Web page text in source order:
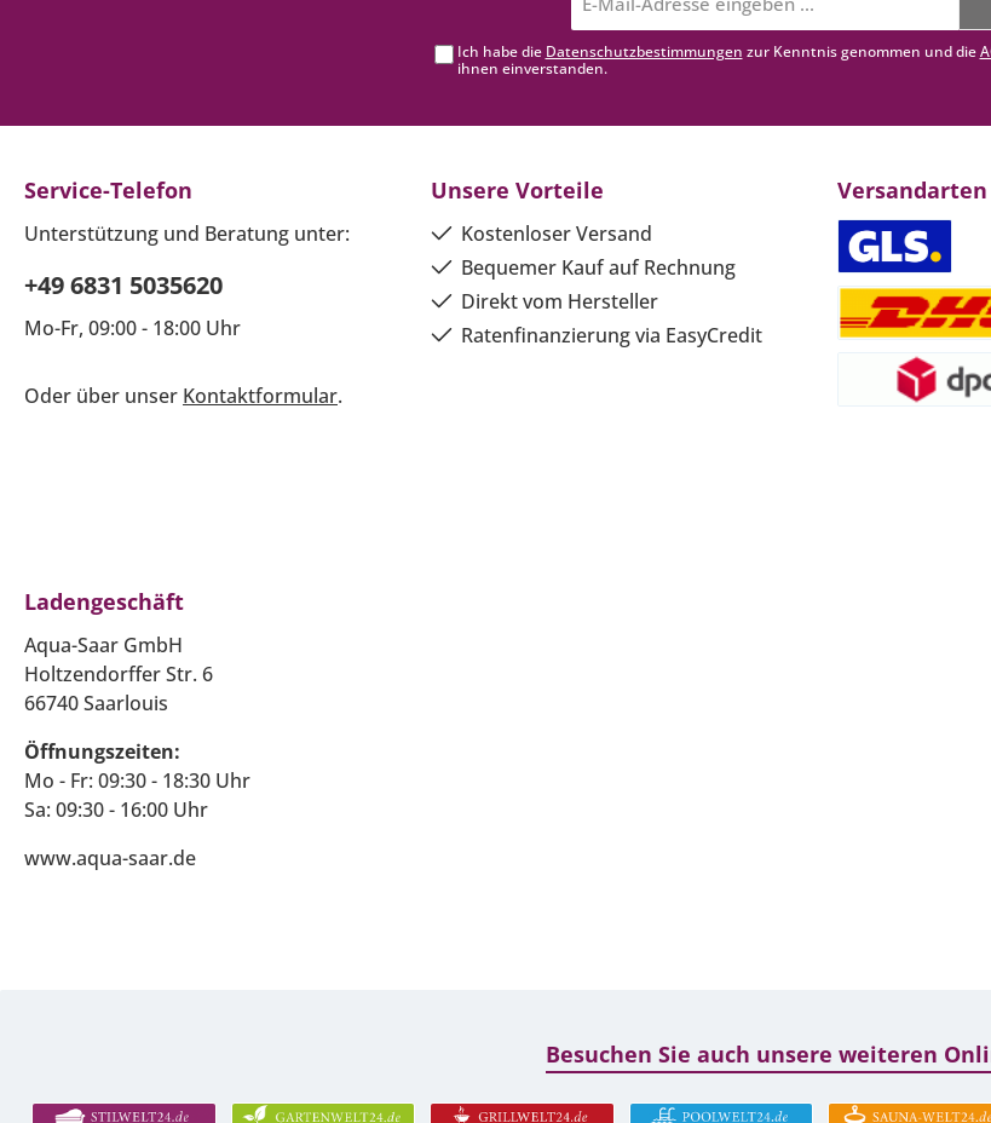
Mail-
Adresse*
Ich habe die Datenschutzbestimmungen zur Kenntnis genommen und die
ihnen einverstanden.
Service-Telefon
Unterstützung und Beratung unter:
+49 6831 5035620
Mo-Fr, 09:00 - 18:00 Uhr
Oder über unser Kontaktformular.
Unsere Vorteile
Kostenloser Versand
Bequemer Kauf auf Rechnung
Direkt vom Hersteller
Ratenfinanzierung via EasyCredit
Versandarten
Ladengeschäft
Aqua-Saar GmbH
Holtzendorffer Str. 6
66740 Saarlouis
Öffnungszeiten:
Mo - Fr: 09:30 - 18:30 Uhr
Sa: 09:30 - 16:00 Uhr
www.aqua-saar.de
Besuchen Sie auch unsere weiteren